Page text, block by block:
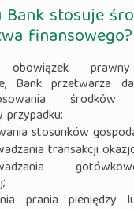
stosuje
finansowego?
obowiązek
Bank przetwarza
środków
stosunków
transakcji
prania pieniędzy